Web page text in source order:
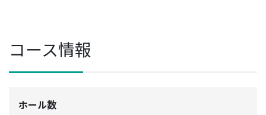
コース情報
ホール数